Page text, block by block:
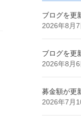
ブログを更
2026年8月7
ブログを更
2026年8月6
募金額が更
2026年7月